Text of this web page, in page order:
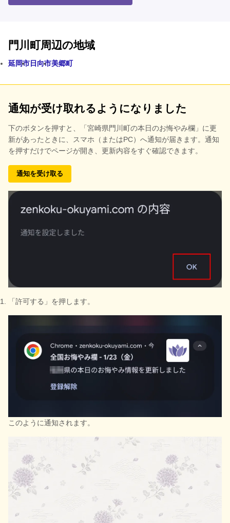
門川町周辺の地域
延岡市日向市美郷町
通知が受け取れるようになりました
下のボタンを押すと、
「宮崎県門川町の本日のお悔やみ欄」に更
新があったときに、スマホ（またはPC）へ通知が届きます。通知
を押すだけでページが開き、更新内容をすぐ確認できます。
通知を受け取る
「許可する」を押します。
このように通知されます。